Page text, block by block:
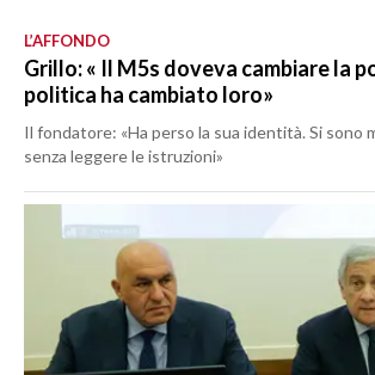
L’AFFONDO
Grillo: « Il M5s doveva cambiare la
politica ha cambiato loro»
Il fondatore: «Ha perso la sua identità. Si sono
senza leggere le istruzioni»